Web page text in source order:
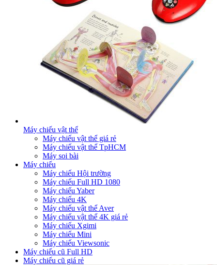
Máy chiếu vật thể
Máy chiếu vật thể giá rẻ
Máy chiếu vật thể TpHCM
Máy soi bài
Máy chiếu
Máy chiếu Hội trường
Máy chiếu Full HD 1080
Máy chiếu Yaber
Máy chiếu 4K
Máy chiếu vật thể Aver
Máy chiếu vật thể 4K giá rẻ
Máy chiếu Xgimi
Máy chiếu Mini
Máy chiếu Viewsonic
Máy chiếu cũ Full HD
Máy chiếu cũ giá rẻ